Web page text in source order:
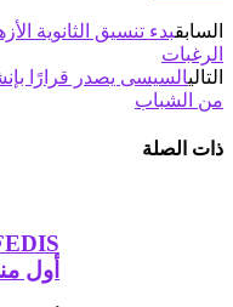
السابق
الرغبات
التاليالسيسى يصدر قرارًا
من الشباب
ذات الصلة
أول